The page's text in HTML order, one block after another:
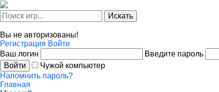
Искать
Вы не авторизованы!
Регистрация Войти
Ваш логин
Введите пароль
Войти
Чужой компьютер
Напомнить пароль?
Главная